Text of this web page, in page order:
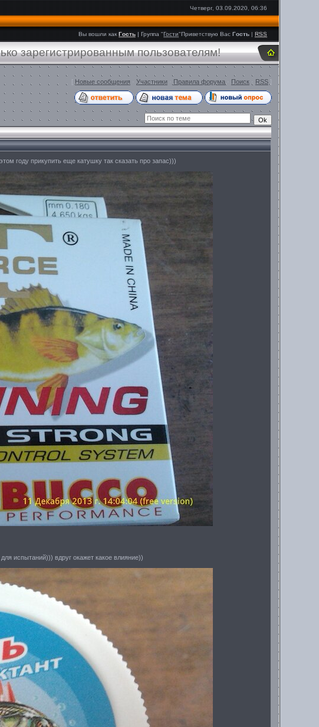
Четверг, 03.09.2020, 06:36
Вы вошли как Гость|Группа"Гости"Приветствую Вас Гость |RSS
зарегистрированным пользователям!
[ Новые сообщения Участники Правила форума Поиск RSS ]
году прикупить еще катушку так сказать про запас)))
испытаний))) вдруг окажет какое влияние))